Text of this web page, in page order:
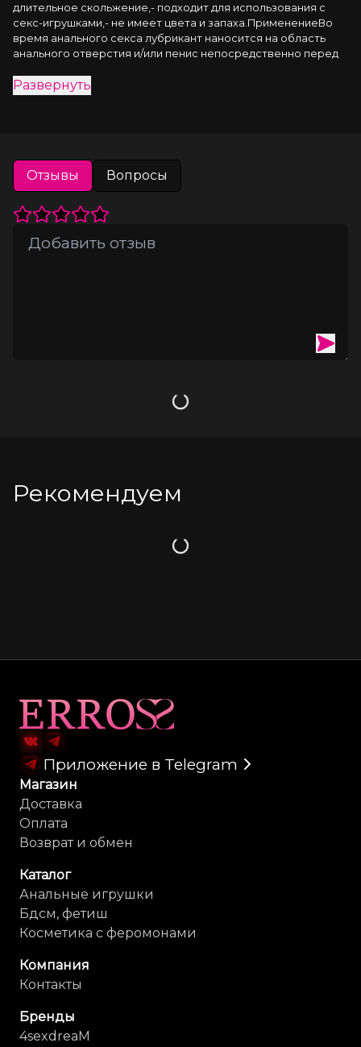
длительное скольжение,- подходит для использования с
секс-игрушками,- не имеет цвета и запаха.ПрименениеВо
время анального секса лубрикант наносится на область
анального отверстия и/или пенис непосредственно перед
наносится на анальное отверстие и/или поверх
Развернуть
Отзывы Вопросы
Загрузка
Рекомендуем
Загрузка
Приложение в Telegram
Магазин
Доставка
Оплата
Возврат и обмен
Каталог
Анальные игрушки
Бдсм, фетиш
Косметика с феромонами
Компания
Контакты
Бренды
4sexdreaM
Карта сайта